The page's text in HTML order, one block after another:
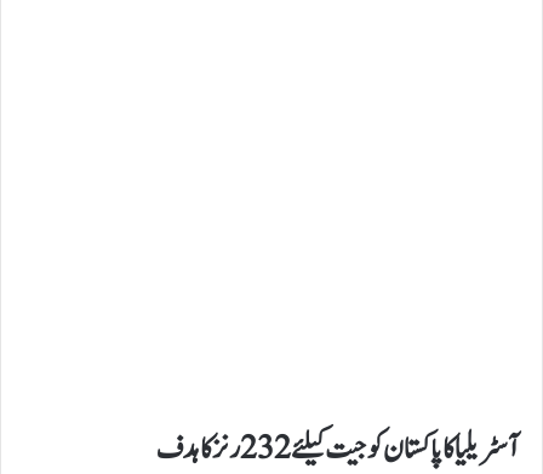
آسٹریلیا کا پاکستان کو جیت کیلئے 232 رنز کا ہدف